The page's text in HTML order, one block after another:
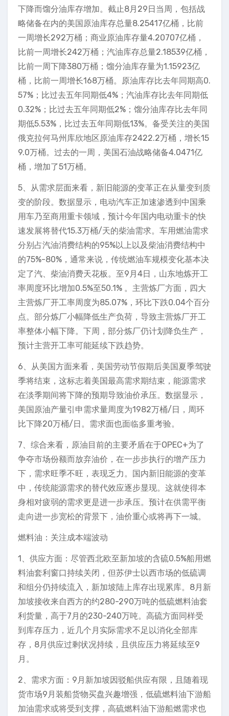
下降而馏分油库存增加。截止8月29日当周，包括战
略储备在内的美国原油库存总量8.25417亿桶，比前
一周增长292万桶；商业原油库存量4.20707亿桶，
比前一周增长242万桶；汽油库存总量2.18539亿桶，
比前一周下降380万桶；馏分油库存量为1.15923亿
桶，比前一周增长168万桶。原油库存比去年同期高0.
57%；比过去五年同期低4%；汽油库存比去年同期低
0.32%；比过去五年同期低2%；馏分油库存比去年同
期低5.53%，比过去五年同期低13%。备受关注的美国
俄克拉何马州库欣地区原油库存2422.2万桶，增长15
9.0万桶。过去的一周，美国石油战略储备4.0471亿
桶，增加了51万桶。
5、从需求层面来看，新旧能源的变革正在从量变到质
变的阶段。数据显示，电动汽车正加速渗透到中国乘
用车乃至商用重卡领域，预计今年国内电动重卡的快
速发展将替代15.3万桶/天的柴油需求。车用燃油需求
分别占汽油消费结构的95%以上以及柴油消费结构中
的75%-80%，通常来说，传统燃油车规模变化基本决
定了汽、柴油消费天花板。至9月4日，山东地炼开工
率周度环比增加0.5%至50.1% 。主营炼厂方面，四大
主营炼厂开工率周度为85.07%，环比下跌0.04个百分
点。部分炼厂小幅降低生产负荷，导致主营炼厂开工
率整体小幅下降。下周，部分炼厂仍计划降负生产，
预计主营开工率可能延续下跌趋势。
6、从美国方面来看，美国劳动节假期后美国夏季驾驶
季将结束，这标志着美国最高需求期结束，能源需求
在淡季期间将下降的预期导致油价承压。数据显示，
美国原油产量引申需求量周度为1982万桶/日，周环
比下降20万桶/日。需求面也面临多重考验。
7、综合来看，原油目前的主要矛盾在于OPEC+为了
争夺市场份额而放弃油价，在一步步执行的增产压力
下，需求旺季不旺，表现乏力。国内新旧能源的变革
中，传统能源需求的替代效应逐步显现。这就使得本
身相对疲弱的需求更是进一步承压。预计在供需平衡
走向进一步宽松的背景下，油价重心或将再下一城。
燃料油：关注成本端波动
1、供应方面：尽管西北欧至新加坡的含硫0.5%船用燃
料油套利窗口持续关闭，但苏伊士以西市场的低硫调
和组分仍持续流入，新加坡陆上库存出现累库。8月新
加坡接收来自西方的约280-290万吨的低硫燃料油套
利货量，高于7月的230-240万吨。高硫方面同样受
到库存压力，近几个月实际需求不足以消化全部库
存，8月供应过剩状况持续，且供应压力将延续至9
月。
2、需求方面：9月新加坡因驳船供应有限，且随着现
货市场9月装船货物买盘兴趣增强，低硫燃料油下游船
加油需求或将受到支撑，高硫燃料油下游船燃需求也